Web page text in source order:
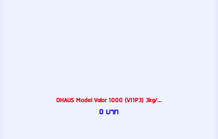
OHAUS Model Valor 1000 (V11P3) 3kg/...
0 บาท